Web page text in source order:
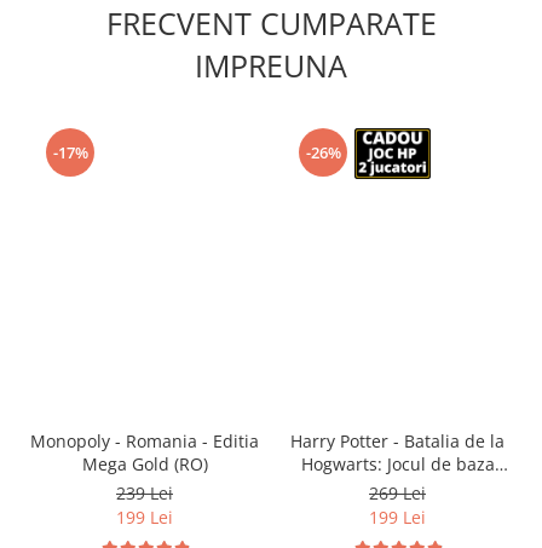
FRECVENT CUMPARATE
IMPREUNA
-17%
Monopoly - Romania - Editia
Mega Gold (RO)
239 Lei
199 Lei
-26%
Harry Potter - Batalia de la
Hogwarts: Jocul de baza
(RO)
269 Lei
199 Lei